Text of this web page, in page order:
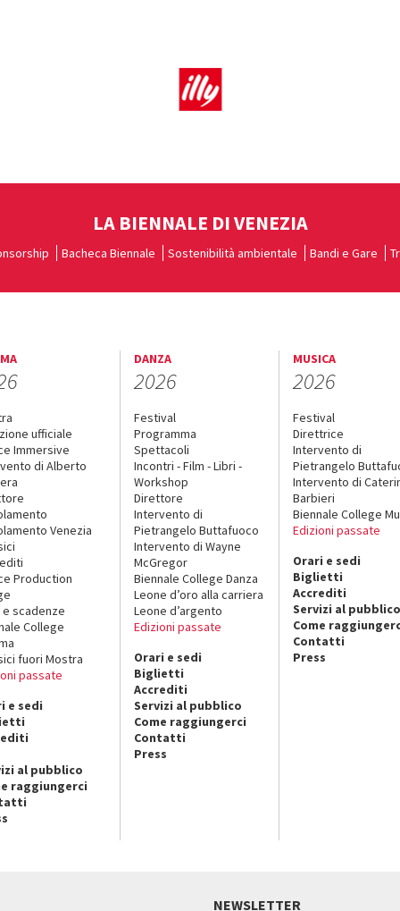
LA BIENNALE DI VENEZIA
Bacheca Biennale Sostenibilità ambientale Bandi e Gare
ufficiale
Immersive
di Alberto
Venezia
Production
e scadenze
College
fuori Mostra
passate
e sedi
al pubblico
raggiungerci
DANZA
2026
Festival
Programma
Spettacoli
Incontri - Film - Libri -
Workshop
Direttore
Intervento di
Pietrangelo Buttafuoco
Intervento di Wayne
McGregor
Biennale College Danza
Leone d’oro alla carriera
Leone d’argento
Edizioni passate
Orari e sedi
Biglietti
Accrediti
Servizi al pubblico
Come raggiungerci
Contatti
Press
MUSICA
2026
Festival
Direttrice
Intervento di
Pietrangelo
Intervento di
Barbieri
Biennale College
Edizioni passate
Orari e sedi
Biglietti
Accrediti
Servizi al pubblico
Come
Contatti
Press
NEWSLETTER